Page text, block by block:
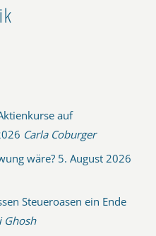
auf
Carla Coburger
wäre? 5. August 2026
Steueroasen ein Ende
Ghosh